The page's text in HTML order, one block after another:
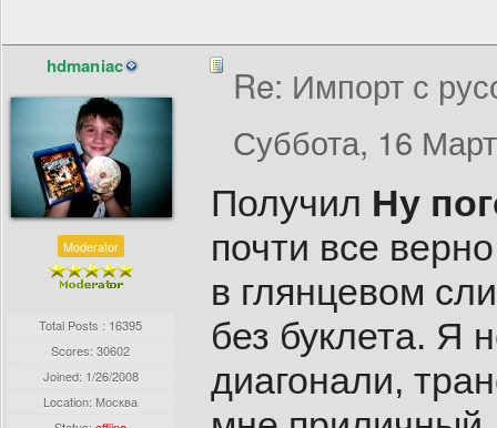
hdmaniac
Moderator
Total Posts : 16395
Scores: 30602
Joined: 1/26/2008
Location: Москва
Re: Импорт с
Суббота, 16
Получил Ну
почти все
в глянцевом
без буклета. Я
диагонали,